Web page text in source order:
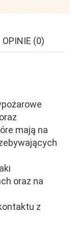
OPINIE (0)
mają na
oraz na
z